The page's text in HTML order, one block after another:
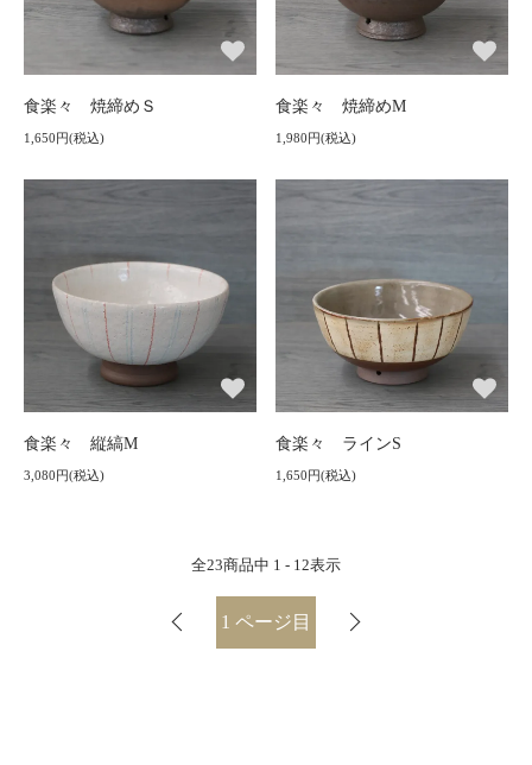
食楽々 焼締めＳ
1,650円(税込)
食楽々 焼締めM
1,980円(税込)
食楽々 縦縞M
3,080円(税込)
食楽々 ラインS
1,650円(税込)
全23商品中 1 - 12表示
1 ページ目